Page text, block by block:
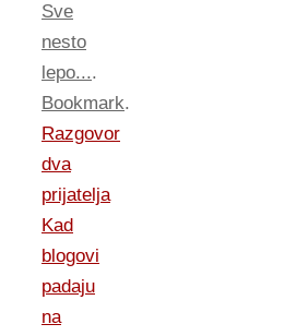
Sve
nesto
lepo....
Bookmark.
Razgovor
dva
prijatelja
Kad
blogovi
padaju
na